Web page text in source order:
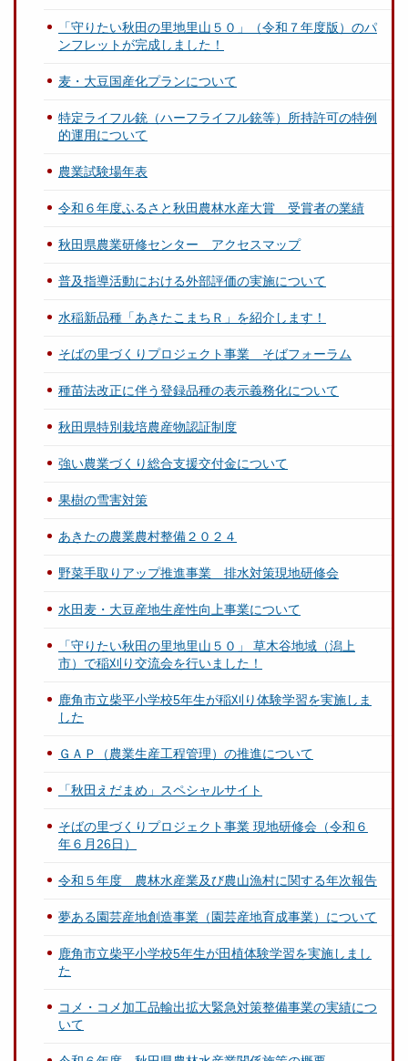
「守りたい秋田の里地里山５０」（令和７年度版）のパ
ンフレットが完成しました！
麦・大豆国産化プランについて
特定ライフル銃（ハーフライフル銃等）所持許可の特例
的運用について
農業試験場年表
令和６年度ふるさと秋田農林水産大賞 受賞者の業績
秋田県農業研修センター アクセスマップ
普及指導活動における外部評価の実施について
水稲新品種「あきたこまちＲ」を紹介します！
そばの里づくりプロジェクト事業 そばフォーラム
種苗法改正に伴う登録品種の表示義務化について
秋田県特別栽培農産物認証制度
強い農業づくり総合支援交付金について
果樹の雪害対策
あきたの農業農村整備２０２４
野菜手取りアップ推進事業 排水対策現地研修会
水田麦・大豆産地生産性向上事業について
「守りたい秋田の里地里山５０」 草木谷地域（潟上
市）で稲刈り交流会を行いました！
鹿角市立柴平小学校5年生が稲刈り体験学習を実施しま
した
ＧＡＰ（農業生産工程管理）の推進について
「秋田えだまめ」スペシャルサイト
そばの里づくりプロジェクト事業 現地研修会（令和６
年６月26日）
令和５年度 農林水産業及び農山漁村に関する年次報告
夢ある園芸産地創造事業（園芸産地育成事業）について
鹿角市立柴平小学校5年生が田植体験学習を実施しまし
た
コメ・コメ加工品輸出拡大緊急対策整備事業の実績につ
いて